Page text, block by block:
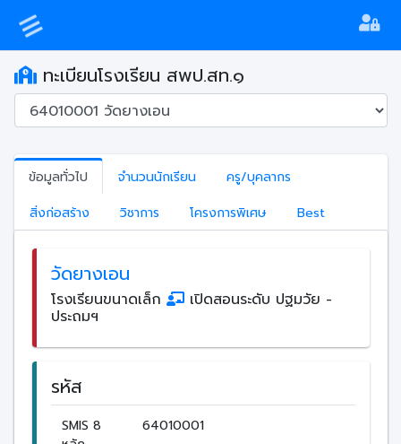
ทะเบียนโรงเรียน สพป.สท.๑
ข้อมูลทั่วไป จำนวนนักเรียน
ครู/บุคลากร
สิ่งก่อสร้าง
วิชาการ โครงการพิเศษ Best
วัดยางเอน
โรงเรียนขนาดเล็ก เปิดสอนระดับ ปฐมวัย -
ประถมฯ
รหัส
SMIS 8
64010001